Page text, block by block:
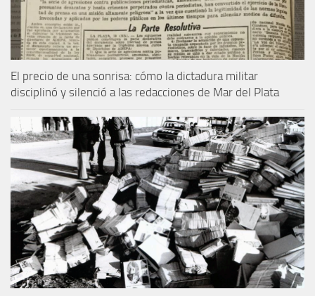
El precio de una sonrisa: cómo la dictadura militar
disciplinó y silenció a las redacciones de Mar del Plata